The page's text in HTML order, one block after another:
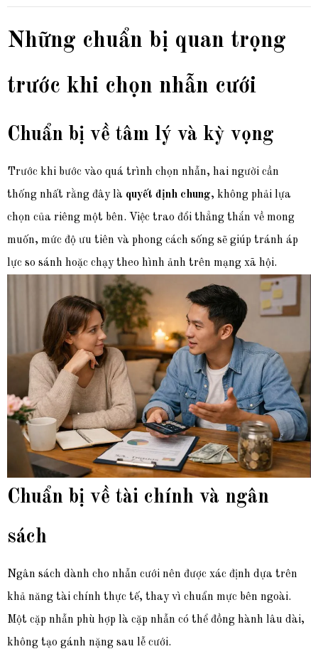
Những chuẩn bị quan trọng
trước khi chọn nhẫn cưới
Chuẩn bị về tâm lý và kỳ vọng
Trước khi bước vào quá trình chọn nhẫn, hai người cần
thống nhất rằng đây là quyết định chung, không phải lựa
chọn của riêng một bên. Việc trao đổi thẳng thắn về mong
muốn, mức độ ưu tiên và phong cách sống sẽ giúp tránh áp
lực so sánh hoặc chạy theo hình ảnh trên mạng xã hội.
Chuẩn bị về tài chính và ngân
sách
Ngân sách dành cho nhẫn cưới nên được xác định dựa trên
khả năng tài chính thực tế, thay vì chuẩn mực bên ngoài.
Một cặp nhẫn phù hợp là cặp nhẫn có thể đồng hành lâu dài,
không tạo gánh nặng sau lễ cưới.